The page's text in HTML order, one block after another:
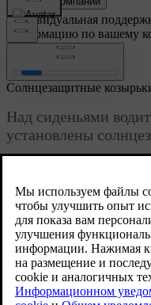
Индивидуальная
информацию по вашему
Солнцезащитные
Над сиденьями
установлены
При необходимости
отклонить в сторону.